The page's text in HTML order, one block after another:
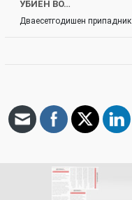
УБИЕН ВО…
Дваесетгодишен